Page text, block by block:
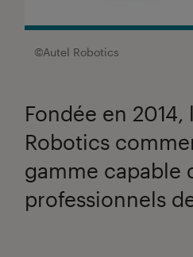
©Autel Robotics
Fondée en
Robotics
gamme capable
professionnels